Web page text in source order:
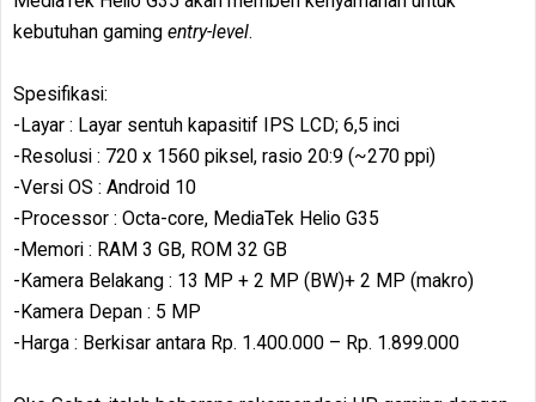
kebutuhan gaming entry-level.
Spesifikasi:
-Layar : Layar sentuh kapasitif IPS LCD; 6,5 inci
-Resolusi : 720 x 1560 piksel, rasio 20:9 (~270 ppi)
-Versi OS : Android 10
-Processor : Octa-core, MediaTek Helio G35
-Memori : RAM 3 GB, ROM 32 GB
-Kamera Belakang : 13 MP + 2 MP (BW)+ 2 MP (makro)
-Kamera Depan : 5 MP
-Harga : Berkisar antara Rp. 1.400.000 – Rp. 1.899.000